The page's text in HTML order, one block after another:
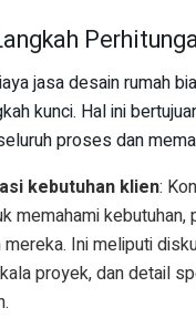
jasa desain rumah
kunci. Hal ini
proses dan
kebutuhan klien:
memahami kebutuhan,
mereka. Ini meliputi
proyek, dan detail